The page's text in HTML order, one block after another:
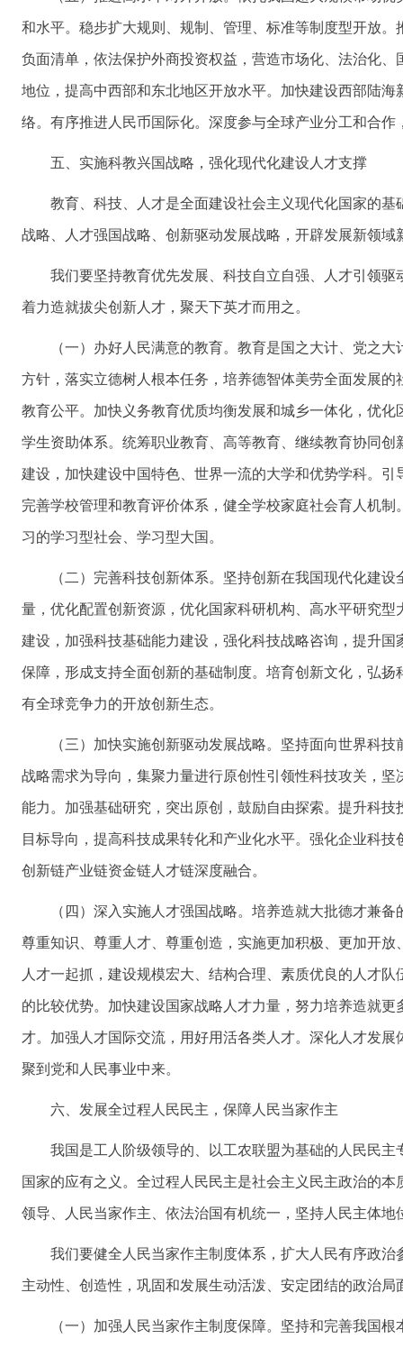
和水平。稳步扩大规则、规制、管理、标准等制度型开放
负面清单，依法保护外商投资权益，营造市场化、法治化
地位，提高中西部和东北地区开放水平。加快建设西部陆
络。有序推进人民币国际化。深度参与全球产业分工和合
五、实施科教兴国战略，强化现代化建设人才支撑
教育、科技、人才是全面建设社会主义现代化国家的
战略、人才强国战略、创新驱动发展战略，开辟发展新领
我们要坚持教育优先发展、科技自立自强、人才引领
着力造就拔尖创新人才，聚天下英才而用之。
（一）办好人民满意的教育。教育是国之大计、党之
方针，落实立德树人根本任务，培养德智体美劳全面发展
教育公平。加快义务教育优质均衡发展和城乡一体化，优
学生资助体系。统筹职业教育、高等教育、继续教育协同
建设，加快建设中国特色、世界一流的大学和优势学科。
完善学校管理和教育评价体系，健全学校家庭社会育人机
习的学习型社会、学习型大国。
（二）完善科技创新体系。坚持创新在我国现代化建
量，优化配置创新资源，优化国家科研机构、高水平研究
建设，加强科技基础能力建设，强化科技战略咨询，提升
保障，形成支持全面创新的基础制度。培育创新文化，弘
有全球竞争力的开放创新生态。
（三）加快实施创新驱动发展战略。坚持面向世界科
战略需求为导向，集聚力量进行原创性引领性科技攻关，
能力。加强基础研究，突出原创，鼓励自由探索。提升科
目标导向，提高科技成果转化和产业化水平。强化企业科
创新链产业链资金链人才链深度融合。
（四）深入实施人才强国战略。培养造就大批德才兼
尊重知识、尊重人才、尊重创造，实施更加积极、更加开
人才一起抓，建设规模宏大、结构合理、素质优良的人才
的比较优势。加快建设国家战略人才力量，努力培养造就
才。加强人才国际交流，用好用活各类人才。深化人才发
聚到党和人民事业中来。
六、发展全过程人民民主，保障人民当家作主
我国是工人阶级领导的、以工农联盟为基础的人民民
国家的应有之义。全过程人民民主是社会主义民主政治的
领导、人民当家作主、依法治国有机统一，坚持人民主体
我们要健全人民当家作主制度体系，扩大人民有序政
主动性、创造性，巩固和发展生动活泼、安定团结的政治局
（一）加强人民当家作主制度保障。坚持和完善我国